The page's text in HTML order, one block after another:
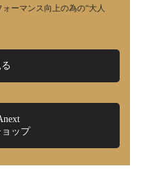
ーマンス向上の為の“大人
ップ